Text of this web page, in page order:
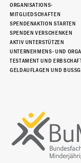
ORGANISATIONS-
MITGLIEDSCHAFTEN
SPENDENAKTION STARTEN
SPENDEN VERSCHENKEN
AKTIV UNTERSTÜTZEN
UNTERNEHMENS- UND
TESTAMENT UND
GELDAUFLAGEN UND